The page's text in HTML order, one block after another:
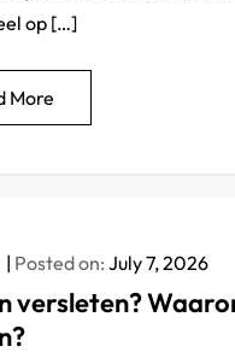
op […]
More
Posted on:July 7, 2026
versleten?